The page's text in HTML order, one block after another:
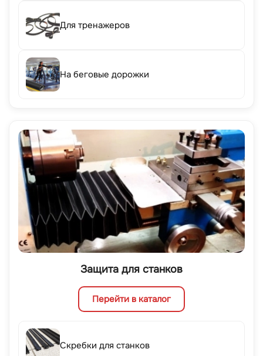
Для тренажеров
На беговые дорожки
Защита для станков
Перейти в каталог
Скребки для станков